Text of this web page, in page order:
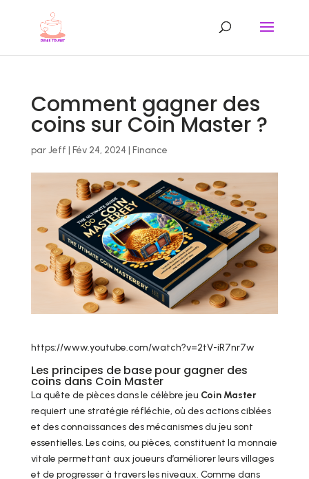
Comment gagner des
coins sur Coin Master ?
parJeff | Fév 24, 2024 | Finance
https://www.youtube.com/watch?v=2tV-iR7nr7w
Les principes de base pour gagner des
coins dans Coin Master
La quête de pièces dans le célèbre jeu Coin Master
requiert une stratégie réfléchie, où des actions ciblées
et des connaissances des mécanismes du jeu sont
essentielles. Les coins, ou pièces, constituent la monnaie
vitale permettant aux joueurs d’améliorer leurs villages
et de progresser à travers les niveaux. Comme dans